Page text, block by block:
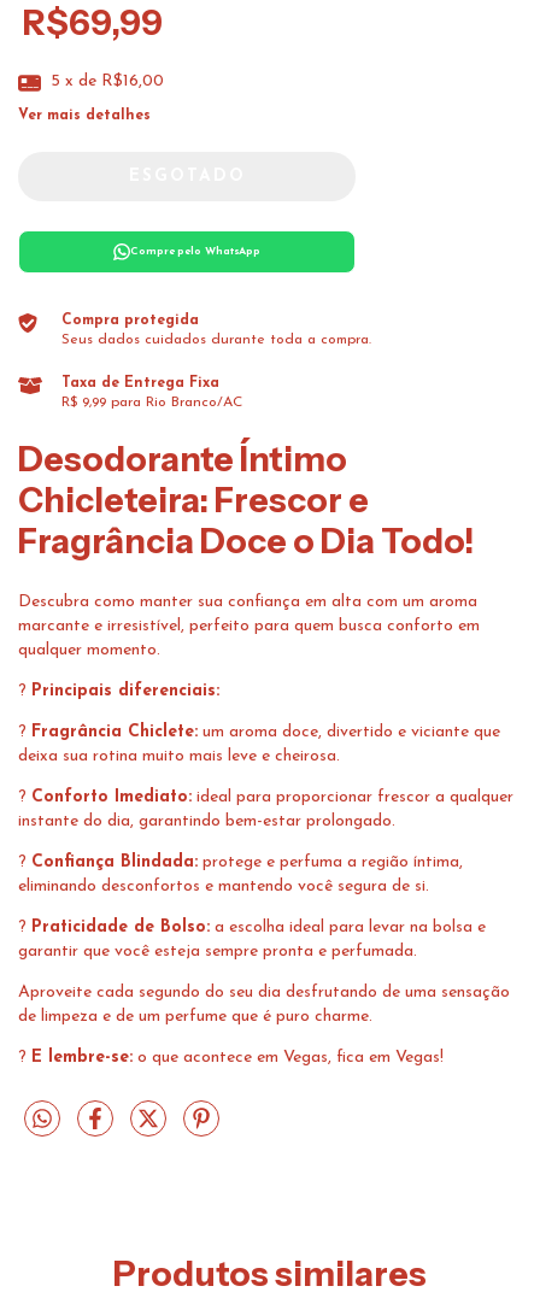
R$69,99
5 x de R$16,00
Ver mais detalhes
Compre pelo WhatsApp
Compra protegida
Seus dados cuidados durante toda a compra.
Taxa de Entrega Fixa
R$ 9,99 para Rio Branco/AC
Desodorante Íntimo
Chicleteira: Frescor e
Fragrância Doce o Dia Todo!
Descubra como manter sua confiança em alta com um aroma
marcante e irresistível, perfeito para quem busca conforto em
qualquer momento.
? Principais diferenciais:
? Fragrância Chiclete: um aroma doce, divertido e viciante que
deixa sua rotina muito mais leve e cheirosa.
? Conforto Imediato: ideal para proporcionar frescor a qualquer
instante do dia, garantindo bem-estar prolongado.
? Confiança Blindada: protege e perfuma a região íntima,
eliminando desconfortos e mantendo você segura de si.
? Praticidade de Bolso: a escolha ideal para levar na bolsa e
garantir que você esteja sempre pronta e perfumada.
Aproveite cada segundo do seu dia desfrutando de uma sensação
de limpeza e de um perfume que é puro charme.
? E lembre-se: o que acontece em Vegas, fica em Vegas!
Produtos similares